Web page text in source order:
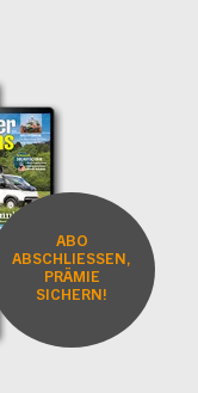
ABO
ABSCHLIESSEN,
PRÄMIE
SICHERN!